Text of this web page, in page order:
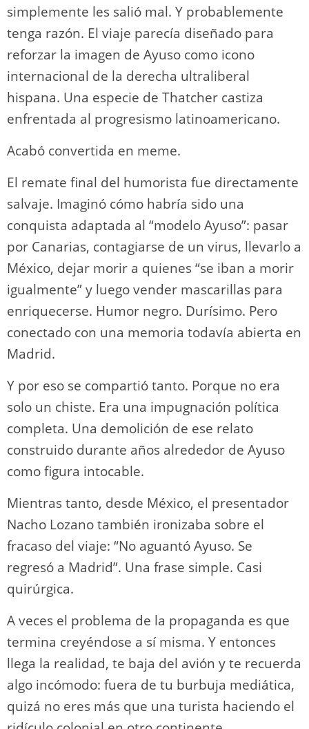
simplemente les salió mal. Y probablemente
tenga razón. El viaje parecía diseñado para
reforzar la imagen de Ayuso como icono
internacional de la derecha ultraliberal
hispana. Una especie de Thatcher castiza
enfrentada al progresismo latinoamericano.
Acabó convertida en meme.
El remate final del humorista fue directamente
salvaje. Imaginó cómo habría sido una
conquista adaptada al “modelo Ayuso”: pasar
por Canarias, contagiarse de un virus, llevarlo a
México, dejar morir a quienes “se iban a morir
igualmente” y luego vender mascarillas para
enriquecerse. Humor negro. Durísimo. Pero
conectado con una memoria todavía abierta en
Madrid.
Y por eso se compartió tanto. Porque no era
solo un chiste. Era una impugnación política
completa. Una demolición de ese relato
construido durante años alrededor de Ayuso
como figura intocable.
Mientras tanto, desde México, el presentador
Nacho Lozano también ironizaba sobre el
fracaso del viaje: “No aguantó Ayuso. Se
regresó a Madrid”. Una frase simple. Casi
quirúrgica.
A veces el problema de la propaganda es que
termina creyéndose a sí misma. Y entonces
llega la realidad, te baja del avión y te recuerda
algo incómodo: fuera de tu burbuja mediática,
quizá no eres más que una turista haciendo el